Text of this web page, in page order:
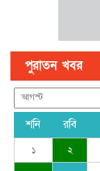
পুরাতন খবর
শনি রবি
১ ২